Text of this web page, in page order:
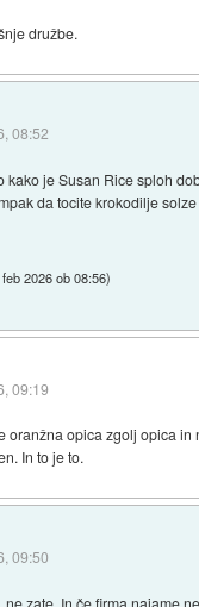
družbe.
08:52
kako je Susan Rice sploh
da tocite krokodilje
2026 ob 08:56)
09:19
oranžna opica zgolj opica in
In to je to.
09:50
zate. In če firma najame